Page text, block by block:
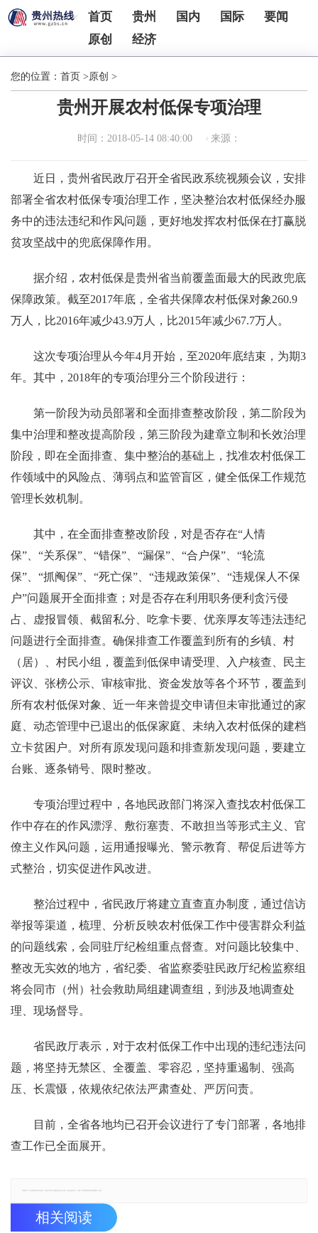
首页 贵州 国内 国际
要闻
原创
经济
您的位置： 首页 >原创 >
贵州开展农村低保专项治理
时间：2018-05-14 08:40:00 来源：
近日，贵州省民政厅召开全省民政系统视频会议，安排
部署全省农村低保专项治理工作，坚决整治农村低保经办服
务中的违法违纪和作风问题，更好地发挥农村低保在打赢脱
贫攻坚战中的兜底保障作用。
据介绍，农村低保是贵州省当前覆盖面最大的民政兜底
保障政策。截至2017年底，全省共保障农村低保对象260.9
万人，比2016年减少43.9万人，比2015年减少67.7万人。
这次专项治理从今年4月开始，至2020年底结束，为期3
年。其中，2018年的专项治理分三个阶段进行：
第一阶段为动员部署和全面排查整改阶段，第二阶段为
集中治理和整改提高阶段，第三阶段为建章立制和长效治理
阶段，即在全面排查、集中整治的基础上，找准农村低保工
作领域中的风险点、薄弱点和监管盲区，健全低保工作规范
管理长效机制。
其中，在全面排查整改阶段，对是否存在“人情
保”、“关系保”、“错保”、“漏保”、“合户保”、“轮流
保”、“抓阄保”、“死亡保”、“违规政策保”、“违规保人不保
户”问题展开全面排查；对是否存在利用职务便利贪污侵
占、虚报冒领、截留私分、吃拿卡要、优亲厚友等违法违纪
问题进行全面排查。确保排查工作覆盖到所有的乡镇、村
（居）、村民小组，覆盖到低保申请受理、入户核查、民主
评议、张榜公示、审核审批、资金发放等各个环节，覆盖到
所有农村低保对象、近一年来曾提交申请但未审批通过的家
庭、动态管理中已退出的低保家庭、未纳入农村低保的建档
立卡贫困户。对所有原发现问题和排查新发现问题，要建立
台账、逐条销号、限时整改。
专项治理过程中，各地民政部门将深入查找农村低保工
作中存在的作风漂浮、敷衍塞责、不敢担当等形式主义、官
僚主义作风问题，运用通报曝光、警示教育、帮促后进等方
式整治，切实促进作风改进。
整治过程中，省民政厅将建立直查直办制度，通过信访
举报等渠道，梳理、分析反映农村低保工作中侵害群众利益
的问题线索，会同驻厅纪检组重点督查。对问题比较集中、
整改无实效的地方，省纪委、省监察委驻民政厅纪检监察组
将会同市（州）社会救助局组建调查组，到涉及地调查处
理、现场督导。
省民政厅表示，对于农村低保工作中出现的违纪违法问
题，将坚持无禁区、全覆盖、零容忍，坚持重遏制、强高
压、长震慑，依规依纪依法严肃查处、严厉问责。
目前，全省各地均已召开会议进行了专门部署，各地排
查工作已全面展开。
相关阅读